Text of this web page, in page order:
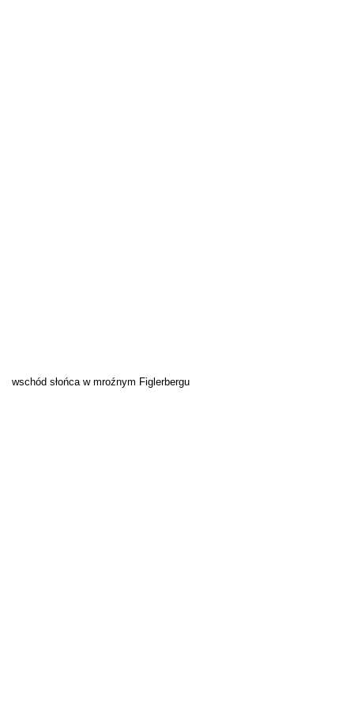
wschód słońca w mroźnym Figlerbergu